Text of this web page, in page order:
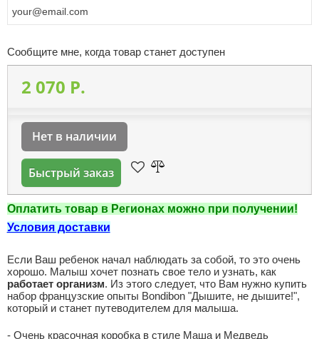
Сообщите мне, когда товар станет доступен
2 070 P.
Нет в наличии
Быстрый заказ
Оплатить товар в Регионах можно при получении!
Условия доставки
Если Ваш ребенок начал наблюдать за собой, то это очень
хорошо. Малыш хочет познать свое тело и узнать, как
работает организм. Из этого следует, что Вам нужно купить
набор французские опыты Bondibon "Дышите, не дышите!",
который и станет путеводителем для малыша.
- Очень красочная коробка в стиле Маша и Медведь